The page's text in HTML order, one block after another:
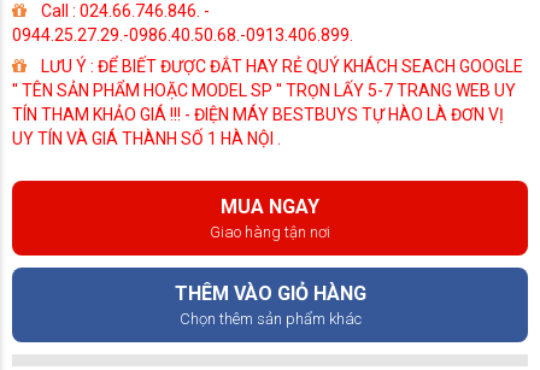
Call : 024.66.746.846. -
0944.25.27.29.-0986.40.50.68.-0913.406.899.
LƯU Ý : ĐỂ BIẾT ĐƯỢC ĐẮT HAY RẺ QUÝ KHÁCH SEACH GOOGLE
'' TÊN SẢN PHẨM HOẶC MODEL SP '' TRỌN LẤY 5-7 TRANG WEB UY
TÍN THAM KHẢO GIÁ !!! - ĐIỆN MÁY BESTBUYS TỰ HÀO LÀ ĐƠN VỊ
UY TÍN VÀ GIÁ THÀNH SỐ 1 HÀ NỘI .
MUA NGAY
Giao hàng tận nơi
THÊM VÀO GIỎ HÀNG
Chọn thêm sản phẩm khác